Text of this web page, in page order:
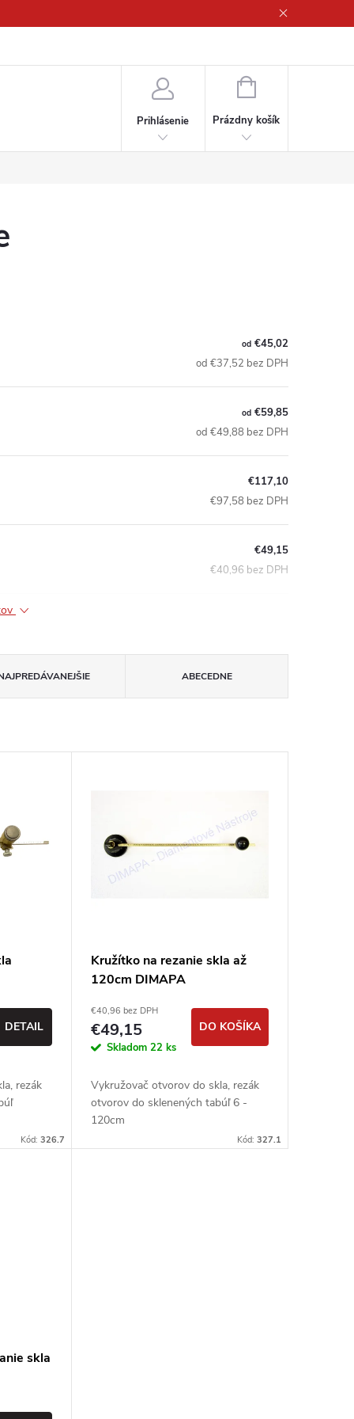
Prihlásenie
NÁKUPNÝ
Prázdny košík
od €45,02
od €37,52 bez DPH
od €59,85
od €49,88 bez DPH
€117,10
€97,58 bez DPH
€49,15
€40,96 bez DPH
ABECEDNE
DETAIL
rezák
Kód: 326.7
Kružítko na rezanie skla až
120cm DIMAPA
€40,96 bez DPH
€49,15
Skladom 22 ks
DO KOŠÍKA
Vykružovač otvorov do skla, rezák
otvorov do sklenených tabúľ 6 -
120cm
Kód: 327.1
skla